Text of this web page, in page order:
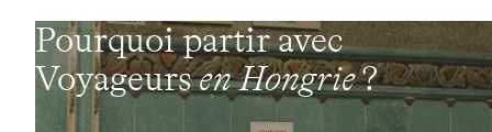
Pourquoi partir avec
Voyageursen Hongrie?